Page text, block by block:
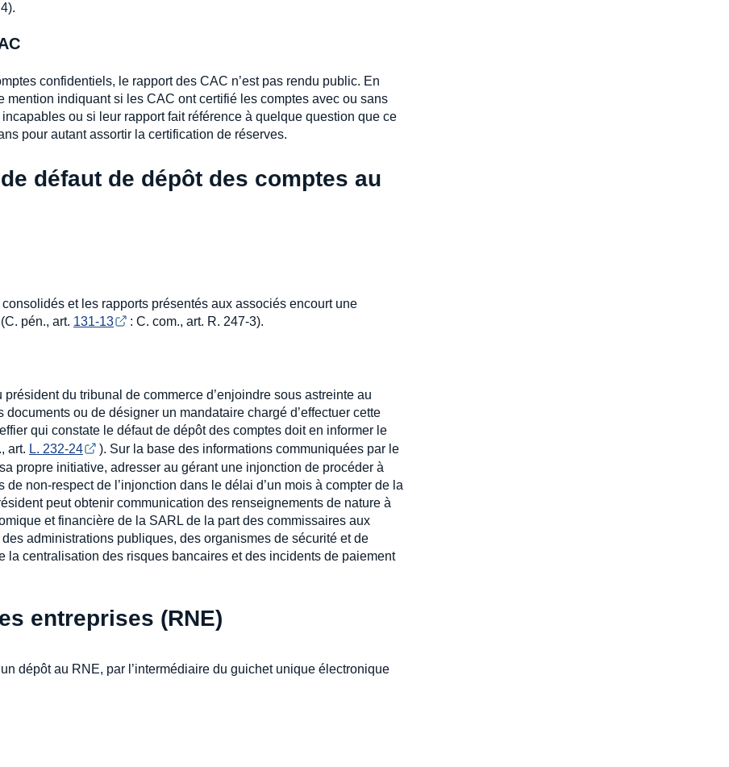
confidentiels, le rapport des CAC n’est pas rendu public. En
indiquant si les CAC ont certifié les comptes avec ou sans
ou si leur rapport fait référence à quelque question que ce
pour autant assortir la certification de réserves.
défaut de dépôt des comptes au
et les rapports présentés aux associés encourt une
pén., art. 131-13 : C. com., art. R. 247-3).
du tribunal de commerce d’enjoindre sous astreinte au
ou de désigner un mandataire chargé d’effectuer cette
qui constate le défaut de dépôt des comptes doit en informer le
art. L. 232-24
). Sur la base des informations communiquées par le
propre initiative, adresser au gérant une injonction de procéder à
non-respect de l’injonction dans le délai d’un mois à compter de la
peut obtenir communication des renseignements de nature à
et financière de la SARL de la part des commissaires aux
administrations publiques, des organismes de sécurité et de
centralisation des risques bancaires et des incidents de paiement
entreprises (RNE)
dépôt au RNE, par l’intermédiaire du guichet unique électronique